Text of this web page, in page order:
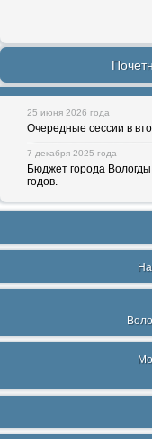
25 июня 2026 года
Очередные сессии в
7 декабря 2025 года
Бюджет города
годов.